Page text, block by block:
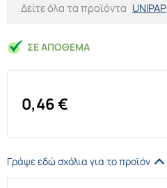
Δείτε όλα τα προϊόντα UNIPAP
ΣΕ ΑΠΌΘΕΜΑ
0,46€
Γράψε εδώ σχόλια για το προϊόν